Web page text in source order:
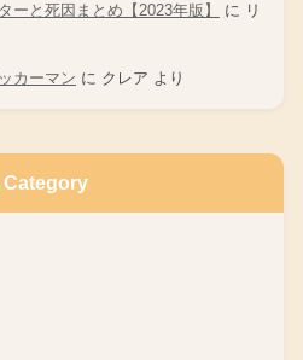
ーと死因まとめ【2023年版】 に
リ
カーマン に クレア より
Category